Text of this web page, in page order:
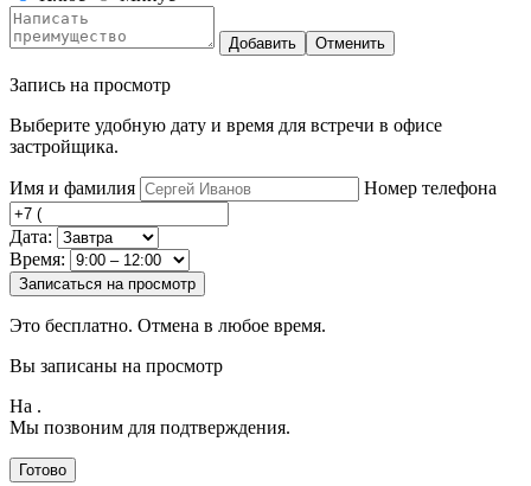
Добавить Отменить
Запись на просмотр
Выберите удобную дату и время для встречи в офисе
застройщика.
Имя и фамилия Номер телефона
Дата:
Время:
Записаться на просмотр
Это бесплатно. Отмена в любое время.
Вы записаны на просмотр
На .
Мы позвоним для подтверждения.
Готово